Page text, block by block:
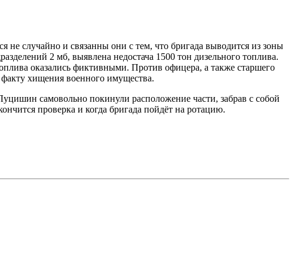
случайно и связанны они с тем, что бригада выводится из зоны
2 мб, выявлена недостача 1500 тон дизельного топлива.
оказались фиктивными. Против офицера, а также старшего
хищения военного имущества.
самовольно покинули расположение части, забрав с собой
проверка и когда бригада пойдёт на ротацию.